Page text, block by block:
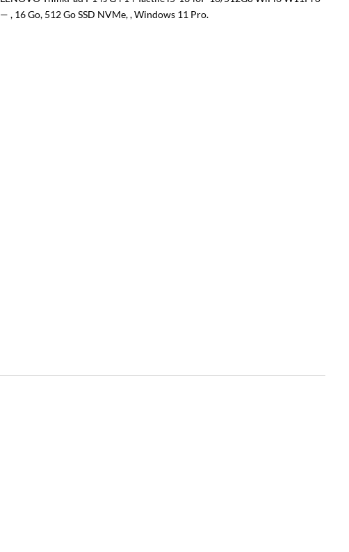
— , 16 Go, 512 Go SSD NVMe, , Windows 11 Pro.